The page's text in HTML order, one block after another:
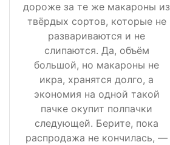
дороже за те же макароны из
твёрдых сортов, которые не
развариваются и не
слипаются. Да, объём
большой, но макароны не
икра, хранятся долго, а
экономия на одной такой
пачке окупит полпачки
следующей. Берите, пока
распродажа не кончилась, —